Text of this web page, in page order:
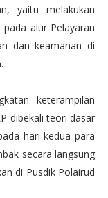
yaitu melakukan
alur Pelayaran
dan keamanan di
keterampilan
dibekali teori dasar
hari kedua para
secara langsung
di Pusdik Polairud